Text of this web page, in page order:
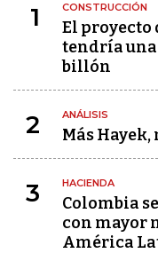
1 CONSTRUCCIÓN
El proyecto
tendría una
billón
2 ANÁLISIS
Más
3 HACIENDA
Colombia
con mayor
América